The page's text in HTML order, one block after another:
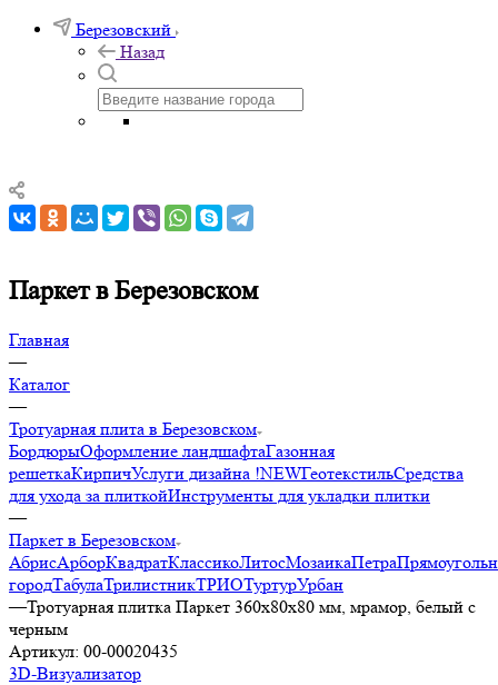
Березовский
Назад
Паркет в Березовском
Главная
—
Каталог
—
Тротуарная плита в Березовском
БордюрыОформление ландшафтаГазонная
решеткаКирпичУслуги дизайна !NEWГеотекстильСредства
для ухода за плиткойИнструменты для укладки плитки
—
Паркет в Березовском
АбрисАрборКвадратКлассикоЛитосМозаикаПетра
городТабулаТрилистникТРИОТуртурУрбан
—Тротуарная плитка Паркет 360х80х80 мм, мрамор, белый с
черным
Артикул: 00-00020435
3D-Визуализатор